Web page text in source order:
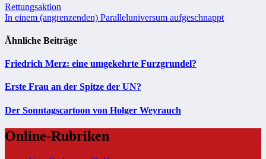
Beitragsnavigation
Rettungsaktion
In einem (angrenzenden) Paralleluniversum aufgeschnappt
Ähnliche Beiträge
Friedrich Merz: eine umgekehrte Furzgrundel?
Erste Frau an der Spitze der UN?
Der Sonntagscartoon von Holger Weyrauch
Online-Rubriken